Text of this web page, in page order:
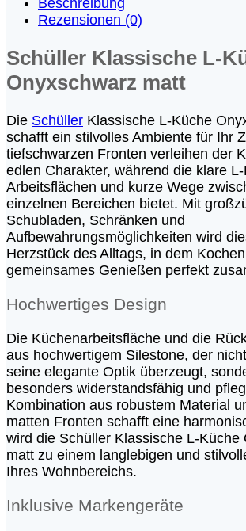
Rezensionen (0)
Schüller Klassische L-
Onyxschwarz matt
Die Schüller Klassische L-Küche
schafft ein stilvolles Ambiente für Ihr
tiefschwarzen Fronten verleihen der
edlen Charakter, während die klare
Arbeitsflächen und kurze Wege
einzelnen Bereichen bietet. Mit
Schubladen, Schränken und
Aufbewahrungsmöglichkeiten wird
Herzstück des Alltags, in dem
gemeinsames Genießen perfekt
Hochwertiges Design
Die Küchenarbeitsfläche und die
aus hochwertigem Silestone, der
seine elegante Optik überzeugt,
besonders widerstandsfähig und
Kombination aus robustem Material
matten Fronten schafft eine
wird die Schüller Klassische L-Küche
matt zu einem langlebigen und
Ihres Wohnbereichs.
Inklusive Markengeräte